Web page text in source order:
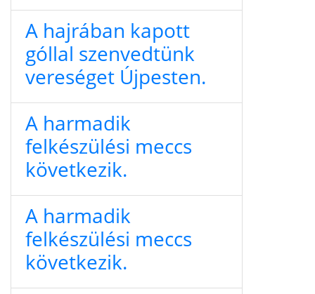
A hajrában kapott
góllal szenvedtünk
vereséget Újpesten.
A harmadik
felkészülési meccs
következik.
A harmadik
felkészülési meccs
következik.